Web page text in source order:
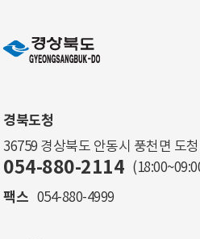
경북도청
36759 경상북도 안동시 풍천면 도
054-880-2114
팩스 054-880-4999